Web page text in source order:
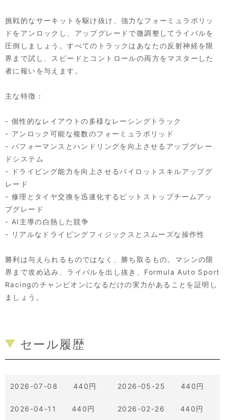
挑戦的なサーキットを駆け抜け、強力なフォーミュラボリッ
ドをアンロックし、アップグレードで微調整してライバルを
圧倒しましょう。すべてのトラックはあなたの反射神経を限
界まで試し、スピードとコントロールの両方をマスターした
者に報いを与えます。
主な特徴：
- 個性的なレイアウトの多様なレーシングトラック
- アンロック可能な複数のフォーミュラボリッド
- パフォーマンスとハンドリングを向上させるアップグレー
ドシステム
- ドライビング能力を向上させるパイロットスキルアップグ
レード
- 修理とタイヤ交換を迅速化するピットストップチームアッ
プグレード
- AI主導の白熱した競争
- リアルなドライビングフィジックスとスムーズな操作性
勝利は与えられるものではなく、勝ち取るもの。マシンの限
界まで攻め込み、ライバルを出し抜き、Formula Auto Sport
Racingのチャンピオンになるだけの実力があることを証明し
ましょう。
セール履歴
2026-07-08 440円 2026-05-25 440円
2026-04-11 440円 2026-02-26 440円